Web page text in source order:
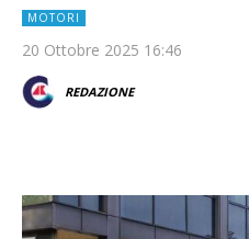
MOTORI
20 Ottobre 2025 16:46
REDAZIONE